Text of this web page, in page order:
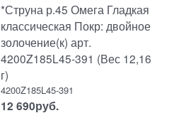
*Струна р.45 Омега Гладкая
классическая Покр: двойное
золочение(к) арт.
4200Z185L45-391 (Вес 12,16
г)
4200Z185L45-391
12 690руб.